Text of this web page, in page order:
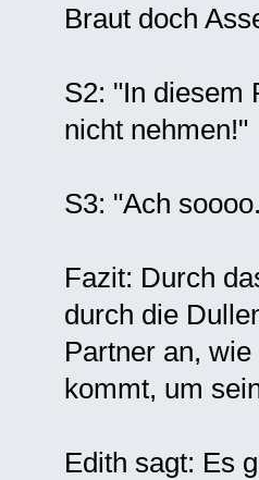
Braut doch
S2: "In diesem
nicht nehmen!"
S3: "Ach
Fazit: Durch
durch die
Partner an,
kommt, um
Edith sagt: Es